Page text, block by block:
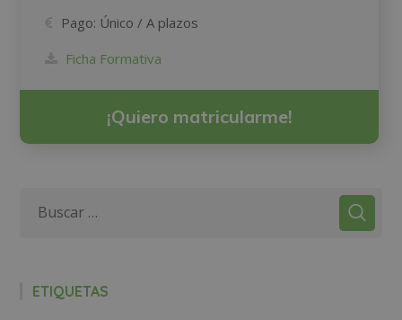
Pago: Único / A plazos
Ficha Formativa
¡Quiero matricularme!
ETIQUETAS